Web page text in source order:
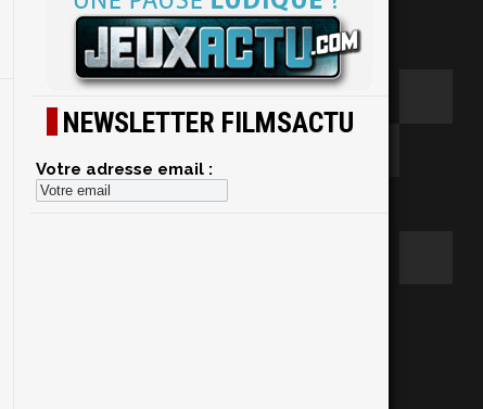
NEWSLETTER FILMSACTU
Votre adresse email :